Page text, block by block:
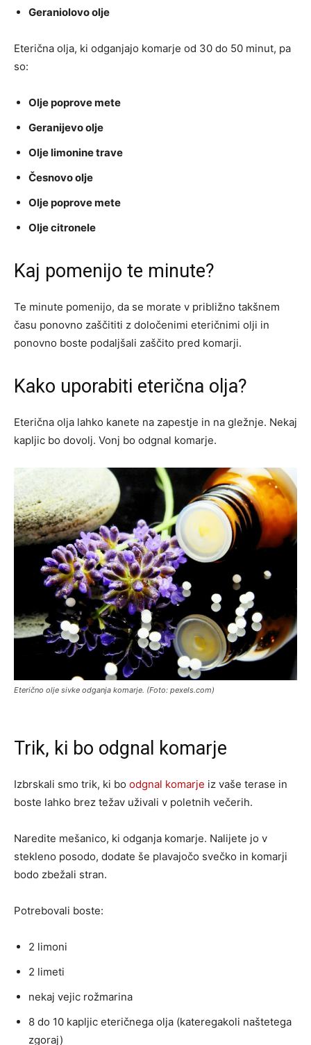
Geraniolovo olje
Eterična olja, ki odganjajo komarje od 30 do 50 minut, pa
so:
Olje poprove mete
Geranijevo olje
Olje limonine trave
Česnovo olje
Olje poprove mete
Olje citronele
Kaj pomenijo te minute?
Te minute pomenijo, da se morate v približno takšnem
času ponovno zaščititi z določenimi eteričnimi olji in
ponovno boste podaljšali zaščito pred komarji.
Kako uporabiti eterična olja?
Eterična olja lahko kanete na zapestje in na gležnje. Nekaj
kapljic bo dovolj. Vonj bo odgnal komarje.
Eterično olje sivke odganja komarje. (Foto: pexels.com)
Trik, ki bo odgnal komarje
Izbrskali smo trik, ki bo odgnal komarje iz vaše terase in
boste lahko brez težav uživali v poletnih večerih.
Naredite mešanico, ki odganja komarje. Nalijete jo v
stekleno posodo, dodate še plavajočo svečko in komarji
bodo zbežali stran.
Potrebovali boste:
2 limoni
2 limeti
nekaj vejic rožmarina
8 do 10 kapljic eteričnega olja (kateregakoli naštetega
zgoraj)